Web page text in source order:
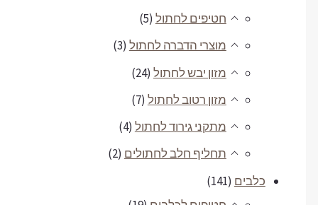
חטיפים לחתול(5)
מוצרי הדברה לחתול(3)
מזון יבש לחתול(24)
מזון רטוב לחתול(7)
מתקני גירוד לחתול(4)
תחליף חלב לחתולים(2)
כלבים(141)